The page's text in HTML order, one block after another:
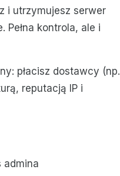
i utrzymujesz serwer
kontrola, ale i
płacisz dostawcy (np.
reputacją IP i